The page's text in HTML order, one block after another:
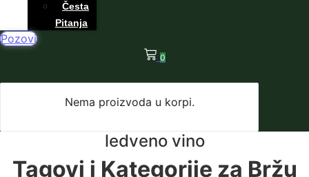
Česta
Pitanja
Pozovi
0
Nema proizvoda u korpi.
ledveno vino
Tagovi i Kategorije za Bržu